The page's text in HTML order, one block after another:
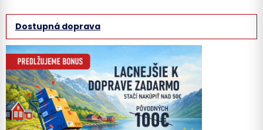
Dostupná doprava